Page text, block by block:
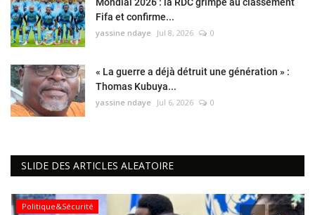
Fifa et confirme...
yassine ndaye Jul 8, 2026 0
« La guerre a déjà détruit une génération » :
Thomas Kubuya...
yassine ndaye Jul 6, 2026 0
SLIDE DES ARTICLES ALEATOIRE
Politique&Sécurité